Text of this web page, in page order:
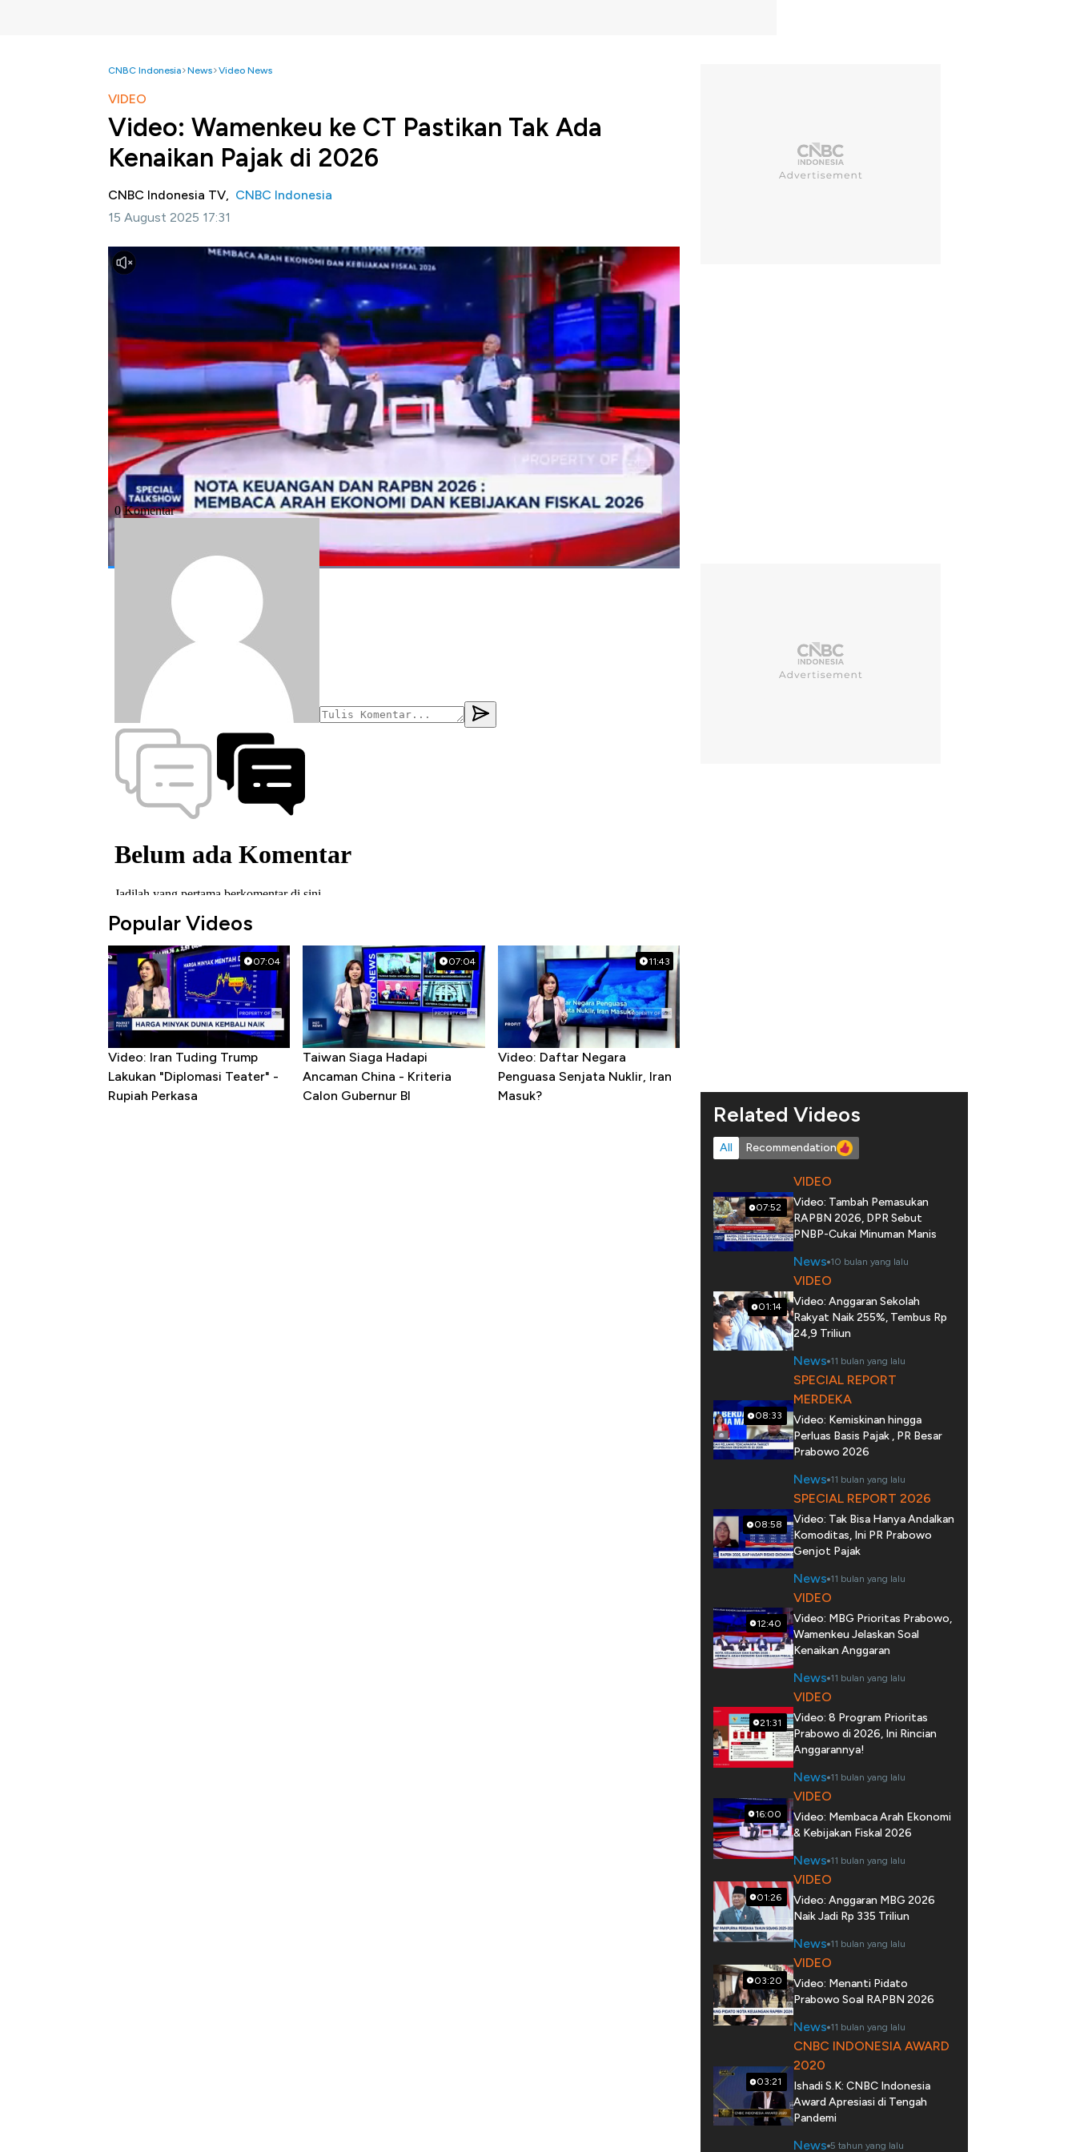
CNBC Indonesia News Video News
VIDEO
Video: Wamenkeu ke CT Pastikan Tak Ada
Kenaikan Pajak di 2026
CNBC Indonesia TV, CNBC Indonesia
15 August 2025 17:31
Jakarta, CNBC Indonesia- Wakil Menteri Keuangan Anggito Abimanyu menegaskan bahwa
pemerintah tidak akan mengenakan pajak baru ataupun menaikkan tarif pajak apapun pada 2026.
Selengkapnya simak dalam Special Report CNBC Indonesia, Rabu (16/08/2023).
Bagikan:
#rapbn 2026 #chairul tanjung #anggito abimanyu #pajak
Popular Videos
07:04
Video: Iran Tuding Trump
Lakukan "Diplomasi Teater" -
Rupiah Perkasa
07:04
Taiwan Siaga Hadapi
Ancaman China - Kriteria
Calon Gubernur BI
11:43
Video: Daftar Negara
Penguasa Senjata Nuklir, Iran
Masuk?
Related Videos
All Recommendation
07:52
VIDEO
Video: Tambah Pemasukan
RAPBN 2026, DPR Sebut
PNBP-Cukai Minuman Manis
News 10 bulan yang lalu
01:14
VIDEO
Video: Anggaran Sekolah
Rakyat Naik 255%, Tembus Rp
24,9 Triliun
News 11 bulan yang lalu
08:33
SPECIAL REPORT
MERDEKA
Video: Kemiskinan hingga
Perluas Basis Pajak , PR Besar
Prabowo 2026
News 11 bulan yang lalu
08:58
SPECIAL REPORT 2026
Video: Tak Bisa Hanya Andalkan
Komoditas, Ini PR Prabowo
Genjot Pajak
News 11 bulan yang lalu
12:40
VIDEO
Video: MBG Prioritas Prabowo,
Wamenkeu Jelaskan Soal
Kenaikan Anggaran
News 11 bulan yang lalu
21:31
VIDEO
Video: 8 Program Prioritas
Prabowo di 2026, Ini Rincian
Anggarannya!
News 11 bulan yang lalu
16:00
VIDEO
Video: Membaca Arah Ekonomi
& Kebijakan Fiskal 2026
News 11 bulan yang lalu
01:26
VIDEO
Video: Anggaran MBG 2026
Naik Jadi Rp 335 Triliun
News 11 bulan yang lalu
03:20
VIDEO
Video: Menanti Pidato
Prabowo Soal RAPBN 2026
News 11 bulan yang lalu
03:21
CNBC INDONESIA AWARD
2020
Ishadi S.K: CNBC Indonesia
Award Apresiasi di Tengah
Pandemi
News 5 tahun yang lalu